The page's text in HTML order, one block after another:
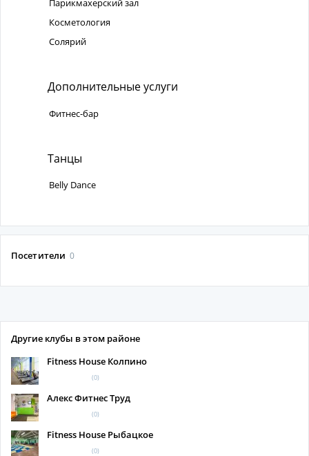
Парикмахерский зал
Косметология
Солярий
Дополнительные услуги
Фитнес-бар
Танцы
Belly Dance
Посетители 0
Другие клубы в этом районе
Fitness House Колпино
(0)
Алекс Фитнес Труд
(0)
Fitness House Рыбацкое
(0)